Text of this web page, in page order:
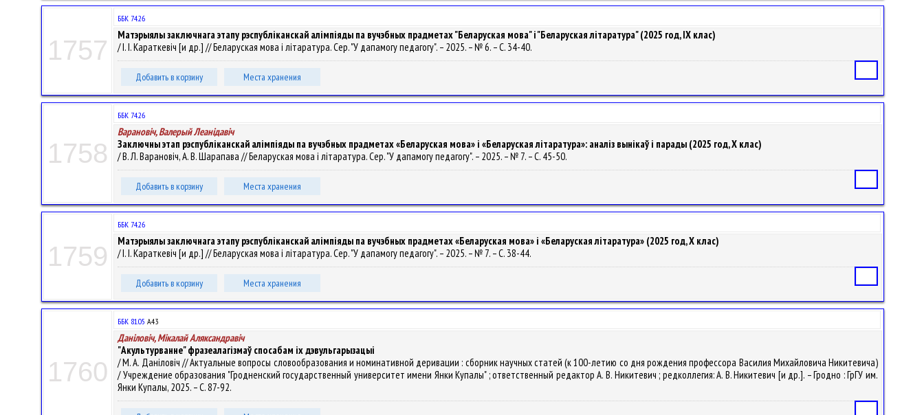
1757
ББК 74.26
Матэрыялы заключнага этапу рэспубліканскай алімпіяды па вучэбных прадметах "Беларуская мова" i "Беларуская літаратура" (2025 год, IX клас)
/ І. І. Караткевіч [и др.] // Беларуская мова і літаратура. Сер. "У дапамогу педагогу". – 2025. – № 6. – С. 34-40.
Добавить в корзину Места хранения
1758
ББК 74.26
Варановіч, Валерый Леанiдавiч
Заключны этап рэспубліканскай алімпіяды па вучэбных прадметах «Беларуская мова» і «Беларуская літаратура»: аналіз вынікаў і парады (2025 год, X клас)
/ В. Л. Варановіч, А. В. Шарапава // Беларуская мова і літаратура. Сер. "У дапамогу педагогу". – 2025. – № 7. – С. 45-50.
Добавить в корзину Места хранения
1759
ББК 74.26
Матэрыялы заключнага этапу рэспубліканскай алімпіяды па вучэбных прадметах «Беларуская мова» і «Беларуская літаратура» (2025 год, X клас)
/ І. І. Караткевіч [и др.] // Беларуская мова і літаратура. Сер. "У дапамогу педагогу". – 2025. – № 7. – С. 38-44.
Добавить в корзину Места хранения
1760
ББК 81.05 А43
Даніловіч, Мікалай Аляксандравіч
"Акультурванне" фразеалагізмаў спосабам іх дэвульгарызацыі
/ М. А. Даніловіч // Актуальные вопросы словообразования и номинативной деривации : сборник научных статей (к 100-летию со дня рождения профессора Василия Михайловича Никитевича)
/ Учреждение образования "Гродненский государственный университет имени Янки Купалы" ; ответственный редактор А. В. Никитевич ; редколлегия: А. В. Никитевич [и др.]. – Гродно : ГрГУ им.
Янки Купалы, 2025. – С. 87-92.